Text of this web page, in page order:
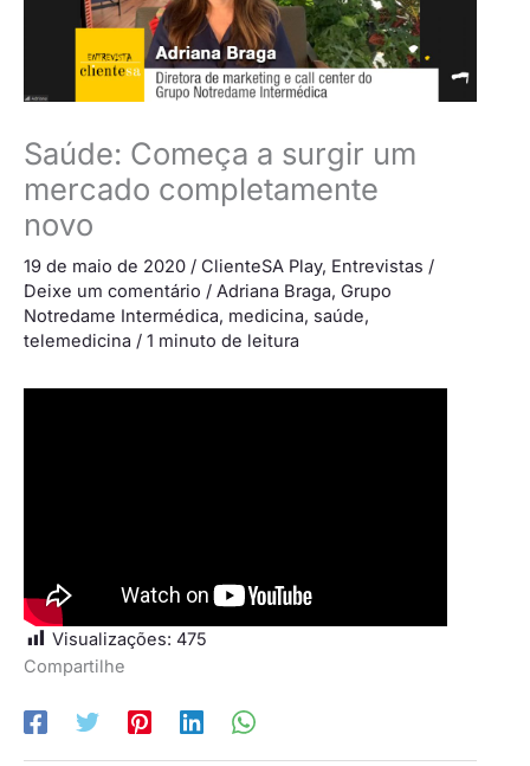
Saúde: Começa a surgir um
mercado completamente
novo
19 de maio de 2020 / ClienteSA Play, Entrevistas /
Deixe um comentário / Adriana Braga, Grupo
Notredame Intermédica, medicina, saúde,
telemedicina / 1 minuto de leitura
Visualizações: 475
Compartilhe